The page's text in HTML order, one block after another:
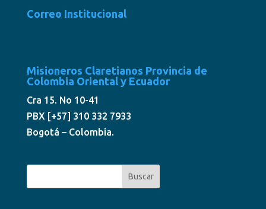
Correo Institucional
Misioneros Claretianos Provincia de
Colombia Oriental y Ecuador
Cra 15. No 10-41
PBX [+57] 310 332 7933
Bogotá – Colombia.